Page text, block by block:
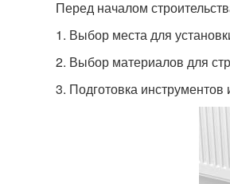
Перед началом
1. Выбор места для
2. Выбор материалов для
3. Подготовка инструментов